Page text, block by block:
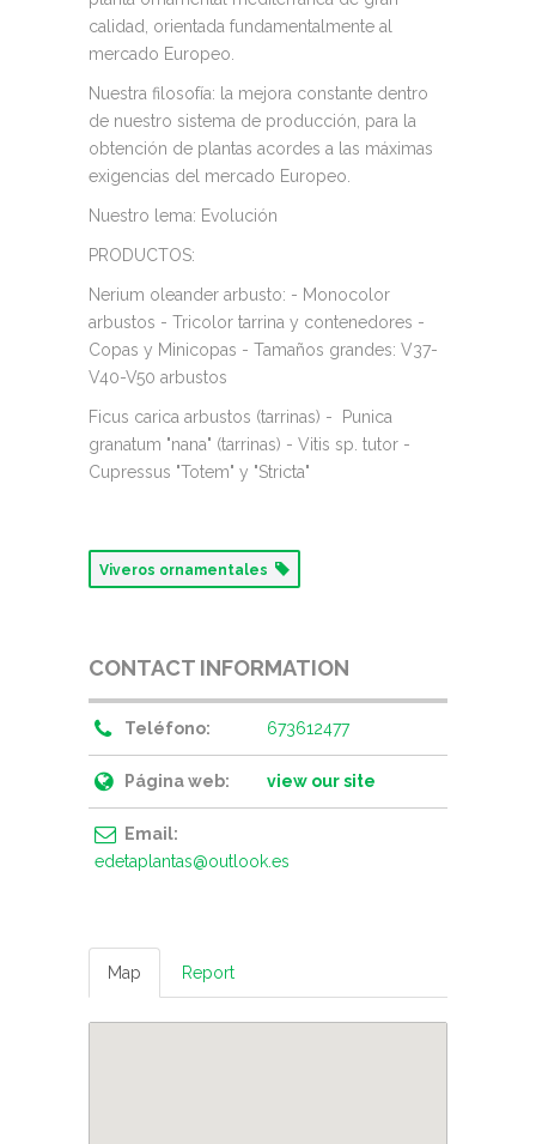
calidad, orientada fundamentalmente al
mercado Europeo.
Nuestra filosofía: la mejora constante dentro
de nuestro sistema de producción, para la
obtención de plantas acordes a las máximas
exigencias del mercado Europeo.
Nuestro lema: Evolución
PRODUCTOS:
Nerium oleander arbusto: - Monocolor
arbustos - Tricolor tarrina y contenedores -
Copas y Minicopas - Tamaños grandes: V37-
V40-V50 arbustos
Ficus carica arbustos (tarrinas) - Punica
granatum "nana" (tarrinas) - Vitis sp. tutor -
Cupressus "Totem" y "Stricta"
Viveros ornamentales
CONTACT INFORMATION
Teléfono: 673612477
Página web: view our site
Email:
edetaplantas@outlook.es
Map Report